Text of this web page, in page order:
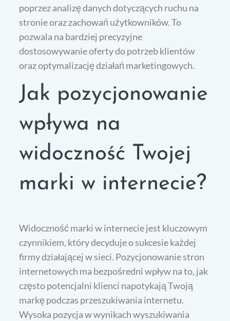
poprzez analizę danych dotyczących ruchu na
stronie oraz zachowań użytkowników. To
pozwala na bardziej precyzyjne
dostosowywanie oferty do potrzeb klientów
oraz optymalizację działań marketingowych.
Jak pozycjonowanie
wpływa na
widoczność Twojej
marki w internecie?
Widoczność marki w internecie jest kluczowym
czynnikiem, który decyduje o sukcesie każdej
firmy działającej w sieci. Pozycjonowanie stron
internetowych ma bezpośredni wpływ na to, jak
często potencjalni klienci napotykają Twoją
markę podczas przeszukiwania internetu.
Wysoka pozycja w wynikach wyszukiwania